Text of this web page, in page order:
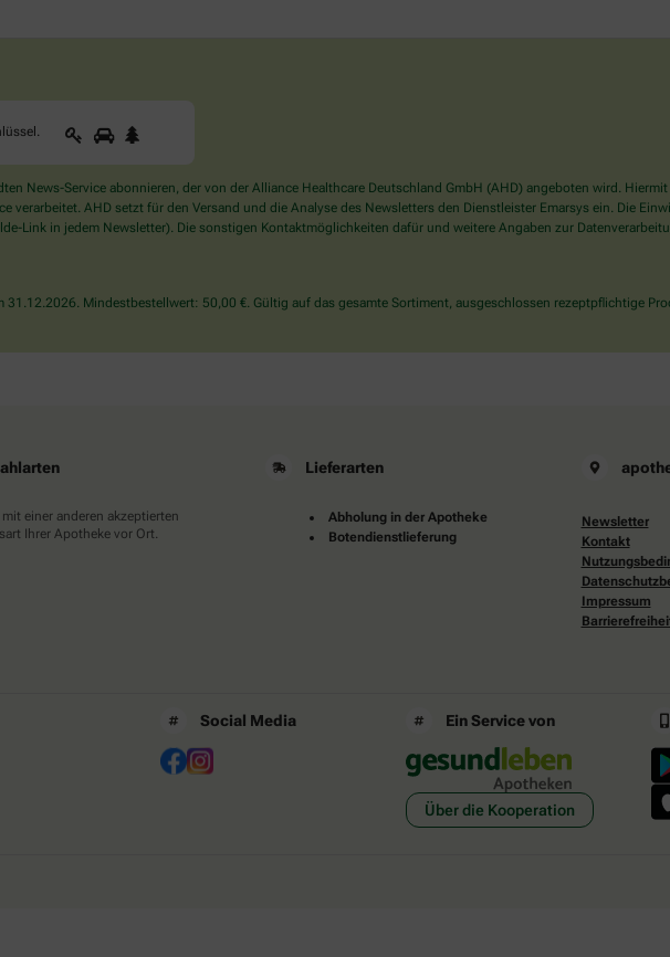
.
Sind
Sie
Mensch?
Dann
wählen
Schlüssel.
1 2
News-Service abonnieren, der von der Alliance Healthcare Deutschland GmbH (AHD) angeboten wird.
verarbeitet. AHD setzt für den Versand und die Analyse des Newsletters den Dienstleister Emarsys ein. Die
Link in jedem Newsletter). Die sonstigen Kontaktmöglichkeiten dafür und weitere Angaben zur
Mindestbestellwert: 50,00 €. Gültig auf das gesamte Sortiment, ausgeschlossen rezeptpflichtige
mit einer anderen akzeptierten
Ihrer Apotheke vor Ort.
Lieferarten
Abholung in der Apotheke
Botendienstlieferung
Newsletter
Kontakt
Impressum
Social Media Ein Service von
Über die Kooperation